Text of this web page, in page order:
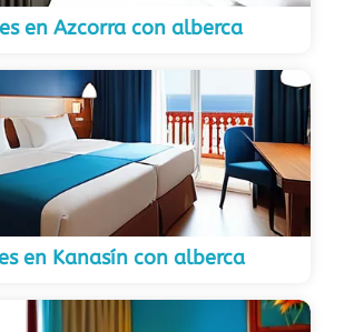
en Azcorra con alberca
en Kanasín con alberca